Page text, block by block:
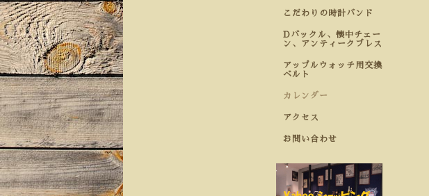
こだわりの時計バンド
Dバックル、懐中チェー
ン、アンティークブレス
アップルウォッチ用交換
ベルト
カレンダー
アクセス
お問い合わせ